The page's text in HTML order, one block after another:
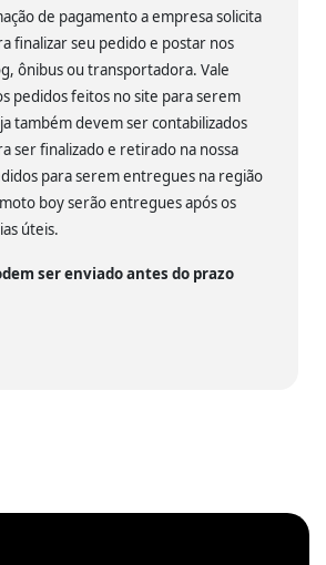
de pagamento a empresa solicita
finalizar seu pedido e postar nos
ônibus ou transportadora. Vale
pedidos feitos no site para serem
também devem ser contabilizados
ser finalizado e retirado na nossa
para serem entregues na região
boy serão entregues após os
úteis.
ser enviado antes do prazo